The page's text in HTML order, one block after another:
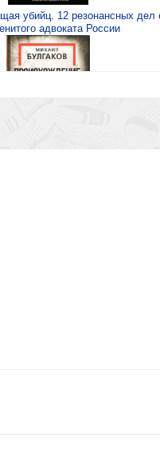
убийц. 12 резонансных дел
адвоката России
Русь. История великой